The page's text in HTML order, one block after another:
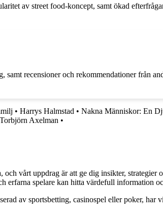
av street food-koncept, samt ökad
recensioner och rekommendationer från
• Harrys Halmstad • Nakna Människor: En
Torbjörn Axelman •
vårt uppdrag är att ge dig insikter, strategier
erfarna spelare kan hitta värdefull information
av sportsbetting, casinospel eller poker, har